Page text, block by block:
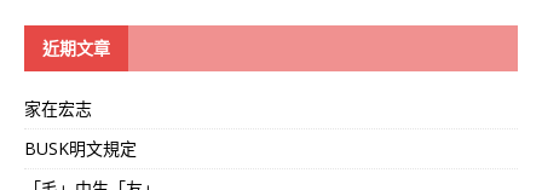
近期文章
家在宏志
BUSK明文規定